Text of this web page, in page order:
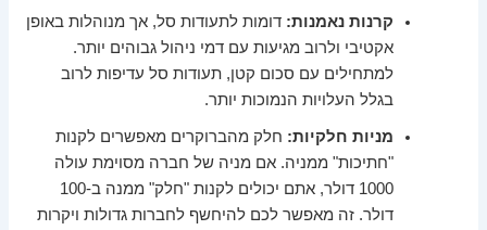
קרנות נאמנות: דומות לתעודות סל, אך מנוהלות באופן
אקטיבי ולרוב מגיעות עם דמי ניהול גבוהים יותר.
למתחילים עם סכום קטן, תעודות סל עדיפות לרוב
בגלל העלויות הנמוכות יותר.
מניות חלקיות: חלק מהברוקרים מאפשרים לקנות
"חתיכות" ממניה. אם מניה של חברה מסוימת עולה
1000 דולר, אתם יכולים לקנות "חלק" ממנה ב-100
דולר. זה מאפשר לכם להיחשף לחברות גדולות ויקרות